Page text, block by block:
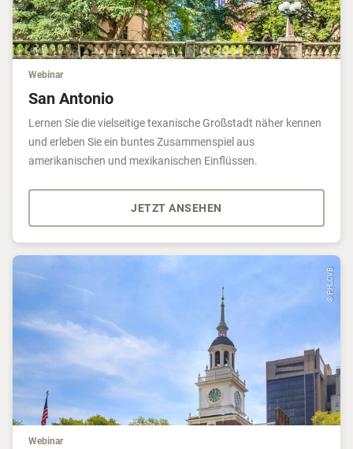
Webinar
San Antonio
Lernen Sie die vielseitige texanische Großstadt näher kennen
und erleben Sie ein buntes Zusammenspiel aus
amerikanischen und mexikanischen Einflüssen.
JETZT ANSEHEN
© PHLCVB
Webinar